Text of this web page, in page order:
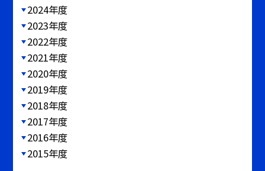
2024年度
2023年度
2022年度
2021年度
2020年度
2019年度
2018年度
2017年度
2016年度
2015年度